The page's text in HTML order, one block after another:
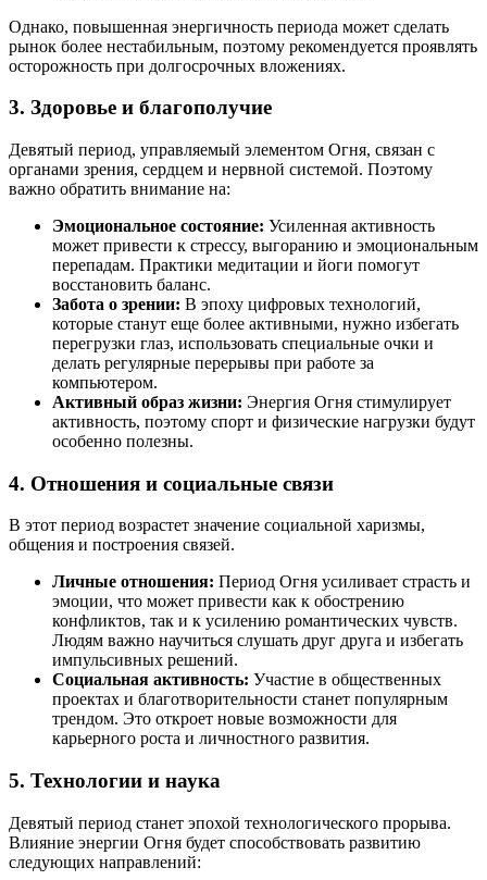
Однако, повышенная энергичность периода может сделать
рынок более нестабильным, поэтому рекомендуется проявлять
осторожность при долгосрочных вложениях.
3. Здоровье и благополучие
Девятый период, управляемый элементом Огня, связан с
органами зрения, сердцем и нервной системой. Поэтому
важно обратить внимание на:
Эмоциональное состояние: Усиленная активность
может привести к стрессу, выгоранию и эмоциональным
перепадам. Практики медитации и йоги помогут
восстановить баланс.
Забота о зрении: В эпоху цифровых технологий,
которые станут еще более активными, нужно избегать
перегрузки глаз, использовать специальные очки и
делать регулярные перерывы при работе за
компьютером.
Активный образ жизни: Энергия Огня стимулирует
активность, поэтому спорт и физические нагрузки будут
особенно полезны.
4. Отношения и социальные связи
В этот период возрастет значение социальной харизмы,
общения и построения связей.
Личные отношения: Период Огня усиливает страсть и
эмоции, что может привести как к обострению
конфликтов, так и к усилению романтических чувств.
Людям важно научиться слушать друг друга и избегать
импульсивных решений.
Социальная активность: Участие в общественных
проектах и благотворительности станет популярным
трендом. Это откроет новые возможности для
карьерного роста и личностного развития.
5. Технологии и наука
Девятый период станет эпохой технологического прорыва.
Влияние энергии Огня будет способствовать развитию
следующих направлений: